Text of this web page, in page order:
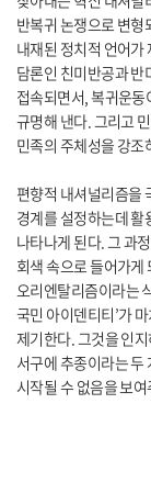
반복귀 논쟁으로 변형
내재된 정치적 언어가
담론인 친미반공과
접속되면서, 복귀운
규명해 낸다. 그리고
민족의 주체성을 강조
편향적 내셔널리즘을
경계를 설정하는데
나타나게 된다. 그 과
회색 속으로 들어가게
오리엔탈리즘이라는
국민 아이덴티티’가
제기한다. 그것을 인
서구에 추종이라는
시작될 수 없음을 보여